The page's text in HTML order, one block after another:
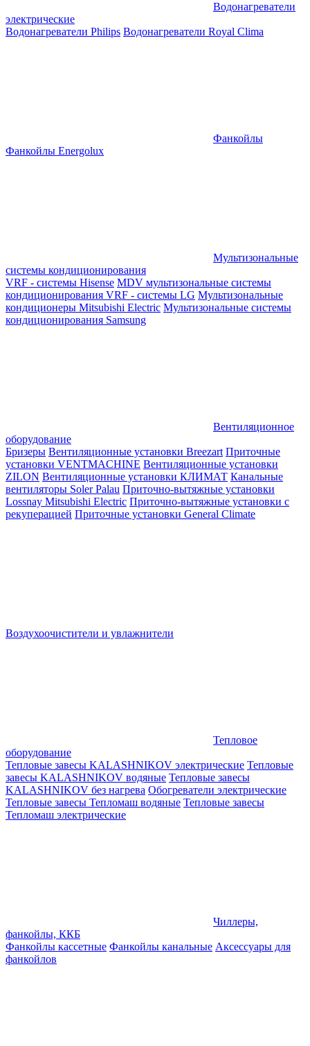
Водонагреватели
электрические
Водонагреватели Philips Водонагреватели Royal Clima
Фанкойлы
Фанкойлы Energolux
Мультизональные
системы кондиционирования
VRF - системы Hisense MDV мультизональные системы
кондиционирования VRF - системы LG Мультизональные
кондиционеры Mitsubishi Electric Мультизональные системы
кондиционирования Samsung
Вентиляционное
оборудование
Бризеры Вентиляционные установки Breezart Приточные
установки VENTMACHINE Вентиляционные установки
ZILON Вентиляционные установки КЛИМАТ Канальные
вентиляторы Soler Palau Приточно-вытяжные установки
Lossnay Mitsubishi Electric Приточно-вытяжные установки с
рекуперацией Приточные установки General Climate
Воздухоочистители и увлажнители
Тепловое
оборудование
Тепловые завесы KALASHNIKOV электрические Тепловые
завесы KALASHNIKOV водяные Тепловые завесы
KALASHNIKOV без нагрева Обогреватели электрические
Тепловые завесы Тепломаш водяные Тепловые завесы
Тепломаш электрические
Чиллеры,
фанкойлы, ККБ
Фанкойлы кассетные Фанкойлы канальные Аксессуары для
фанкойлов